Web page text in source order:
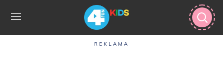
REKLAMA